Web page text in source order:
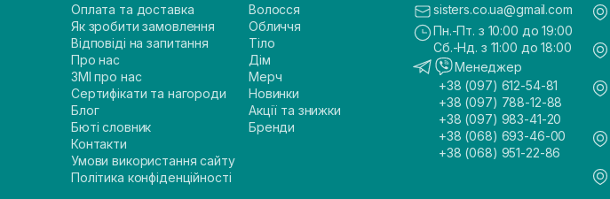
Оплата та доставка
Як зробити замовлення
Відповіді на запитання
Про нас
ЗМІ про нас
Сертифікати та нагороди
Блог
Бюті словник
Контакти
Умови використання сайту
Політика конфіденційності
Волосся
Обличчя
Тіло
Дім
Мерч
Новинки
Акції та знижки
Бренди
sisters.co.ua@gmail.com
Пн.-Пт. з 10:00 до 19:00
Сб.-Нд. з 11:00 до 18:00
Менеджер
+38 (097) 612-54-81
+38 (097) 788-12-88
+38 (097) 983-41-20
+38 (068) 693-46-00
+38 (068) 951-22-86